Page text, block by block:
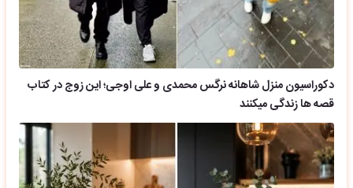
دکوراسیون منزل شاهانه نرگس محمدی و علی اوجی؛ این زوج در کتاب
قصه ها زندگی میکنند